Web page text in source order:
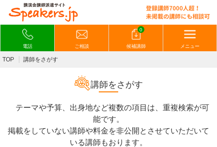
電話 ご相談
0
候補講師 メニュー
TOP 講師をさがす
講師をさがす
テーマや予算、出身地など複数の項目は、重複検索が可
能です。
掲載をしていない講師や料金を非公開とさせていただいて
いる講師もおります。